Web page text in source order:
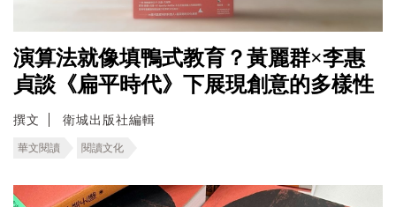
演算法就像填鴨式教育？黃麗群×李惠
貞談《扁平時代》下展現創意的多樣性
撰文 衛城出版社編輯
華文閱讀 閱讀文化